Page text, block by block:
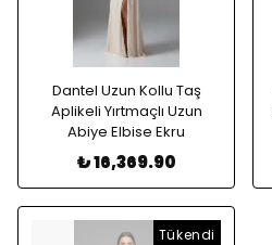
Dantel Uzun Kollu Taş
Aplikeli Yırtmaçlı Uzun
Abiye Elbise Ekru
₺ 16,369.90
Tükendi